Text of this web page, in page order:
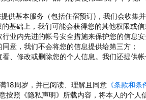
供基本服务（包括住宿预订)，我们会收集
的基础上，我们可能会获得您的其他权限或
业内先进的帐号安全措施来保护您的信息安
意，我们不会将您的信息提供给第三方；
、修改或删除您的个人信息。我们还提供帐
18周岁，并已阅读、理解且同意 《条款和条
按照《隐私声明》所载内容，将本人的个人